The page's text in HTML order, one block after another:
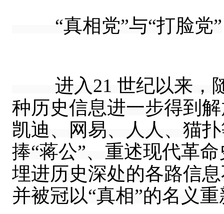
“真相党”与“打脸党”
进入21 世纪以来，随
种历史信息进一步得到
凯迪、网易、人人、猫
捧“蒋公”、重述现代革
埋进历史深处的各路信
并被冠以“真相”的名义